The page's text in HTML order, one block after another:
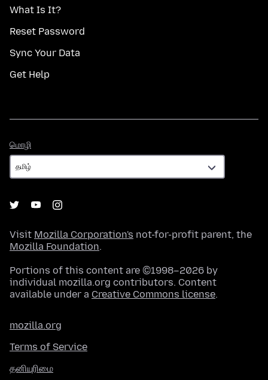
What Is It?
Reset Password
Sync Your Data
Get Help
மொழி
Visit Mozilla Corporation's not-for-profit parent, the
Mozilla Foundation.
Portions of this content are ©1998–2026 by
individual mozilla.org contributors. Content
available under a Creative Commons license.
mozilla.org
Terms of Service
தனியுரிமை